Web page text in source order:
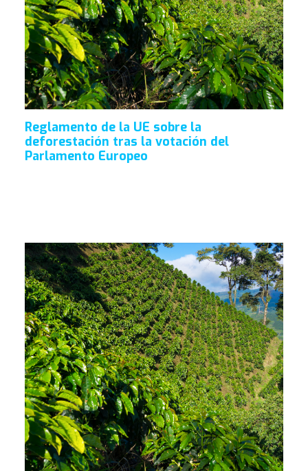
Reglamento de la UE sobre la
deforestación tras la votación del
Parlamento Europeo